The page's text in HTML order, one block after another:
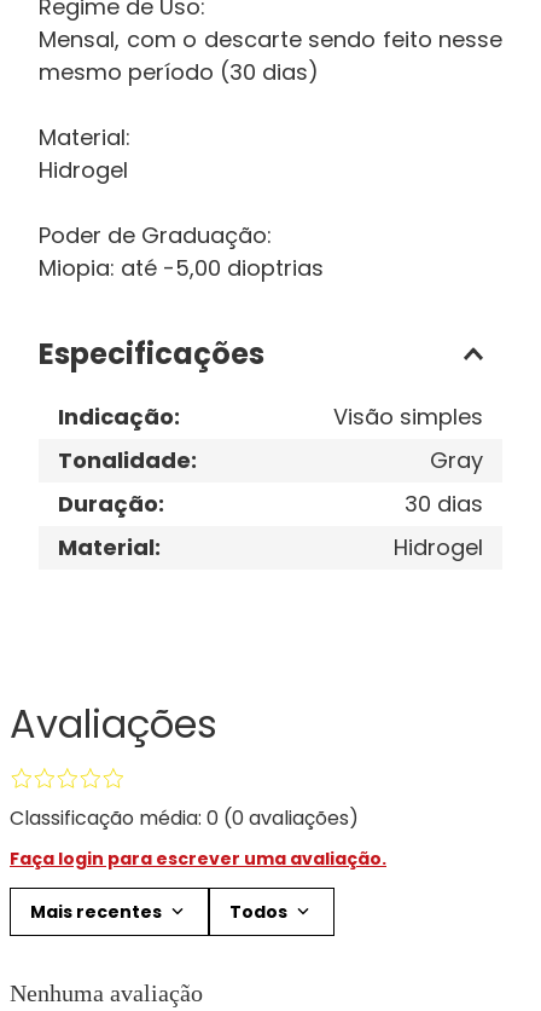
Regime de Uso:
Mensal, com o descarte sendo feito nesse
mesmo período (30 dias)
Material:
Hidrogel
Poder de Graduação:
Miopia: até -5,00 dioptrias
Especificações
Indicação:
Visão simples
Tonalidade:
Gray
Duração:
30 dias
Material: Hidrogel
Avaliações
Classificação média: 0 (0 avaliações)
Faça login para escrever uma avaliação.
Mais recentes Todos
Nenhuma avaliação